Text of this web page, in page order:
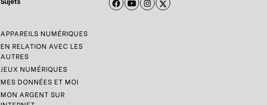
APPAREILS NUMÉRIQUES
EN RELATION AVEC LES
AUTRES
JEUX NUMÉRIQUES
MES DONNÉES ET MOI
MON ARGENT SUR